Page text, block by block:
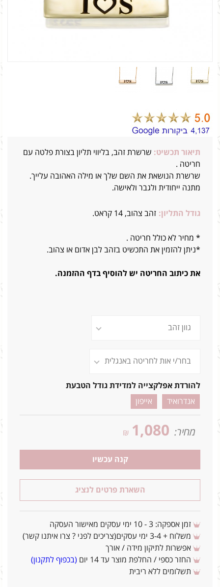
תיאור תכשיט: שרשרת זהב, בליווי תליון בצורת פלטה עם
חריטה .
שרשרת הנושאת את השם שלך או מילה האהובה עלייך.
מתנה ייחודית ולגבר ולאישה.
גודל התליון: זהב צהוב, 14 קראט.
* מחיר לא כולל חריטה .
*ניתן להזמין את התכשיט בזהב לבן אדום או צהוב.
את כיתוב החריטה יש להוסיף בדף ההזמנה.
להורדת אפלקצייה למדידת גודל הטבעת
אנדרואיד
אייפון
מחיר: 1,080
₪
קנה עכשיו
השארת פרטים לנציג
זמן אספקה: 3 - 10 ימי עסקים מאישור העסקה
משלוח + 3-4 ימי עסקים(צריכים לפני ? צרו איתנו קשר)
אפשרות לתיקון מידה / אורך
החזר כספי / החלפת מוצר עד 14 יום
(בכפוף לתקנון)
תשלומים ללא ריבית